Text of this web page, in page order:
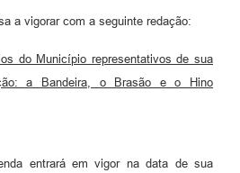
a vigorar com a seguinte redação:
do Município representativos de sua
a Bandeira, o Brasão e o Hino
entrará em vigor na data de sua